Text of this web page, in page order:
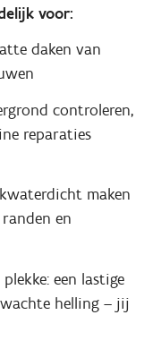
voor:
daken van
controleren,
reparaties
maken
en
een lastige
helling – jij